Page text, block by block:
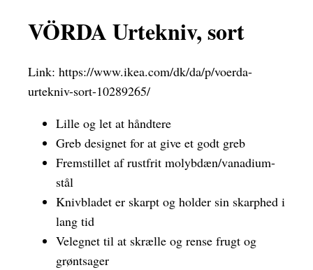
VÖRDA Urtekniv, sort
Link: https://www.ikea.com/dk/da/p/voerda-
urtekniv-sort-10289265/
Lille og let at håndtere
Greb designet for at give et godt greb
Fremstillet af rustfrit molybdæn/vanadium-
stål
Knivbladet er skarpt og holder sin skarphed i
lang tid
Velegnet til at skrælle og rense frugt og
grøntsager